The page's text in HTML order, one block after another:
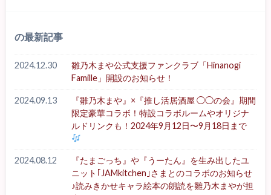
の最新記事
2024.12.30
雛乃木まや公式支援ファンクラブ「Hinanogi
Famille」開設のお知らせ！
2024.09.13
『雛乃木まや』×『推し活居酒屋 ◯◯の会』期間
限定豪華コラボ！特設コラボルームやオリジナ
ルドリンクも！2024年9月12日〜9月18日まで
2024.08.12
『たまごっち』や『うーたん』を生み出したユ
ニット｢JAMkitchen｣さまとのコラボのお知らせ
♪読みきかせキャラ絵本の朗読を雛乃木まやが担